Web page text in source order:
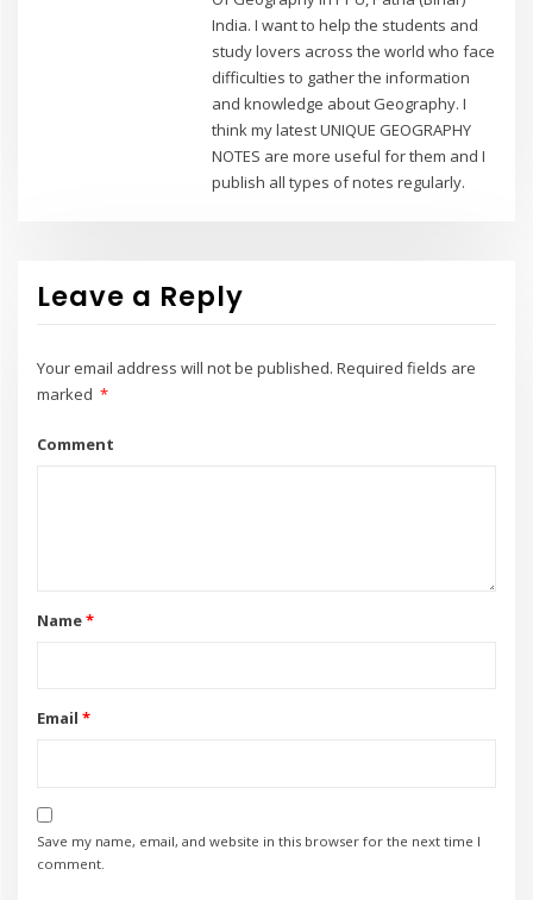
India. I want to help the students and
study lovers across the world who face
difficulties to gather the information
and knowledge about Geography. I
think my latest UNIQUE GEOGRAPHY
NOTES are more useful for them and I
publish all types of notes regularly.
Leave a Reply
Your email address will not be published. Required fields are
marked *
Comment
Name*
Email *
Save my name, email, and website in this browser for the next time I
comment.